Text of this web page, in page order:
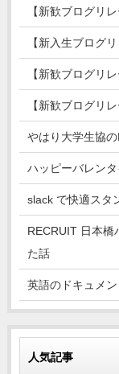
【新歓ブログリ
【新入生ブログ
【新歓ブログリ
【新歓ブログリ
やはり大学生協
ハッピーバレンタ
slack で快適スタ
RECRUIT 日本橋
た話
英語のドキュメ
人気記事